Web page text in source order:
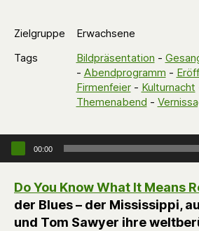
Zielgruppe
Erwachsene
Tags
Bildpräsentation -
- Abendprogramm -
Firmenfeier- Kulturnacht
Themenabend -
Audio-Player
00:00
Do You Know What It Means
der Blues – der Mississippi,
und Tom Sawyer ihre